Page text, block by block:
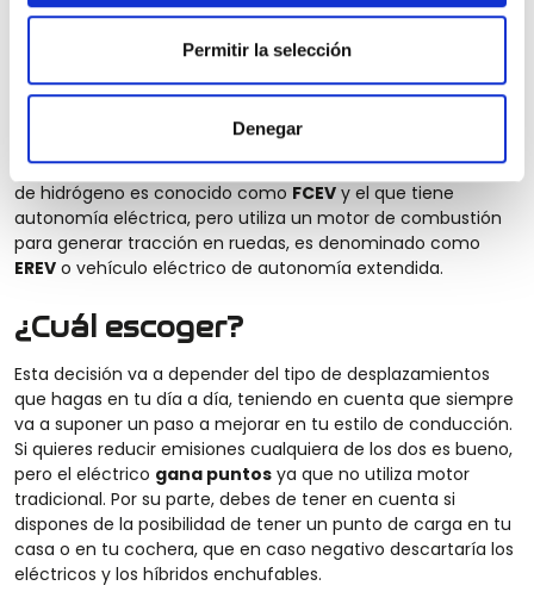
Permitir la selección
Denegar
Tipos de eléctricos
Hay varios modelos de coches eléctricos en el mercado,
cuya diferencia se encuentra en la capacidad y
características de su batería. El coche eléctrico de baterías
es conocido comoBEV, el que funciona por medio de la pila
de hidrógeno es conocido como FCEV y el que tiene
autonomía eléctrica, pero utiliza un motor de combustión
para generar tracción en ruedas, es denominado como
EREV o vehículo eléctrico de autonomía extendida.
¿Cuál escoger?
Esta decisión va a depender del tipo de desplazamientos
que hagas en tu día a día, teniendo en cuenta que siempre
va a suponer un paso a mejorar en tu estilo de conducción.
Si quieres reducir emisiones cualquiera de los dos es bueno,
pero el eléctrico gana puntos ya que no utiliza motor
tradicional. Por su parte, debes de tener en cuenta si
dispones de la posibilidad de tener un punto de carga en tu
casa o en tu cochera, que en caso negativo descartaría los
eléctricos y los híbridos enchufables.